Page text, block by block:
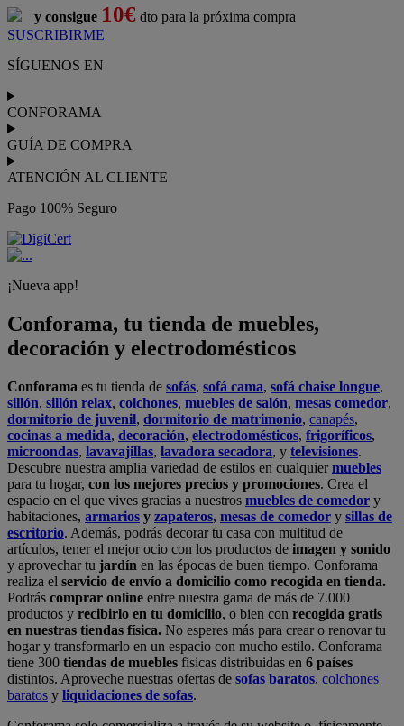
y consigue 10€ dto para la próxima compra
SUSCRIBIRME
SÍGUENOS EN
CONFORAMA
GUÍA DE COMPRA
ATENCIÓN AL CLIENTE
Pago 100% Seguro
¡Nueva app!
Conforama, tu tienda de muebles,
decoración y electrodomésticos
Conforama es tu tienda de sofás, sofá cama, sofá chaise longue,
sillón, sillón relax, colchones, muebles de salón, mesas comedor,
dormitorio de juvenil, dormitorio de matrimonio, canapés,
cocinas a medida, decoración, electrodomésticos, frigoríficos,
microondas, lavavajillas, lavadora secadora, y televisiones.
Descubre nuestra amplia variedad de estilos en cualquiermuebles
para tu hogar, con los mejores precios y promociones. Crea el
espacio en el que vives gracias a nuestros muebles de comedor y
habitaciones, armarios y zapateros, mesas de comedor y sillas de
escritorio. Además, podrás decorar tu casa con multitud de
artículos, tener el mejor ocio con los productos de imagen y sonido
y aprovechar tu jardín en las épocas de buen tiempo. Conforama
realiza el servicio de envío a domicilio como recogida en tienda.
Podrás comprar online entre nuestra gama de más de 7.000
productos y recibirlo en tu domicilio, o bien con recogida gratis
en nuestras tiendas física. No esperes más para crear o renovar tu
hogar y transformarlo en un espacio con mucho estilo. Conforama
tiene 300 tiendas de muebles físicas distribuidas en 6 países
distintos. Aproveche nuestras ofertas de sofas baratos, colchones
baratos y liquidaciones de sofas.